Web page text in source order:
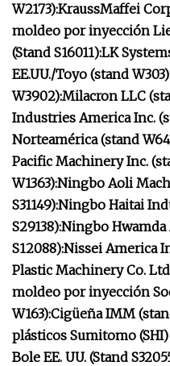
W2173):KraussMaffei
moldeo por inyección
(Stand S16011):LK
EE.UU./Toyo (stand
W3902):Milacron LLC
Industries America Inc.
Norteamérica (stand
Pacific Machinery Inc.
W1363):Ningbo Aoli
S31149):Ningbo Haitai
S29138):Ningbo Hwamda
S12088):Nissei America
Plastic Machinery Co.
moldeo por inyección
W163):Cigüeña IMM
plásticos Sumitomo
Bole EE. UU. (Stand